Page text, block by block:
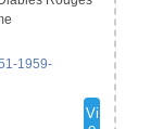
1959-
Vi